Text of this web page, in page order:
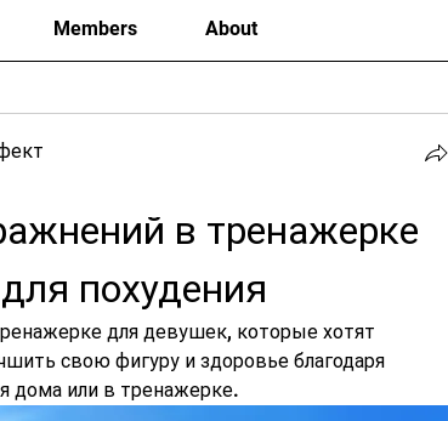
Members About
в тренажерке
похудения
для девушек, которые хотят
свою фигуру и здоровье благодаря
дома или в тренажерке.